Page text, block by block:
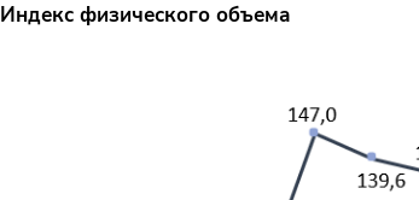
Индекс физического объема